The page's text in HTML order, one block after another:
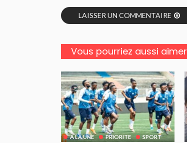
LAISSER UN COMMENTAIRE
Vous pourriez aussi aimer
A LA UNE PRIORITE SPORT